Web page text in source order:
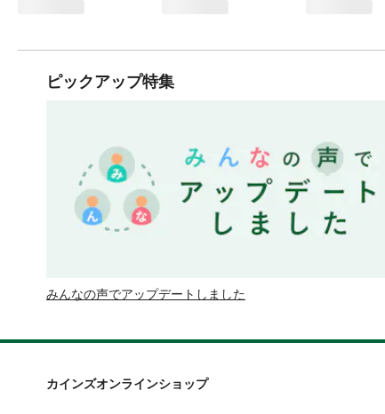
ピックアップ特集
みんなの声でアップデートしました
カインズオンラインショップ